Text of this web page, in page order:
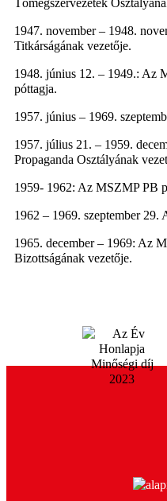
Tömegszervezetek
1947. november – 1948.
Titkárságának vezetője.
1948. június 12. – 1949.: Az
póttagja.
1957. június – 1969.
1957. július 21. – 1959.
Propaganda Osztályának
1959- 1962: Az MSZMP PB
1962 – 1969. szeptember 29.
1965. december – 1969: Az
Bizottságának vezetője.